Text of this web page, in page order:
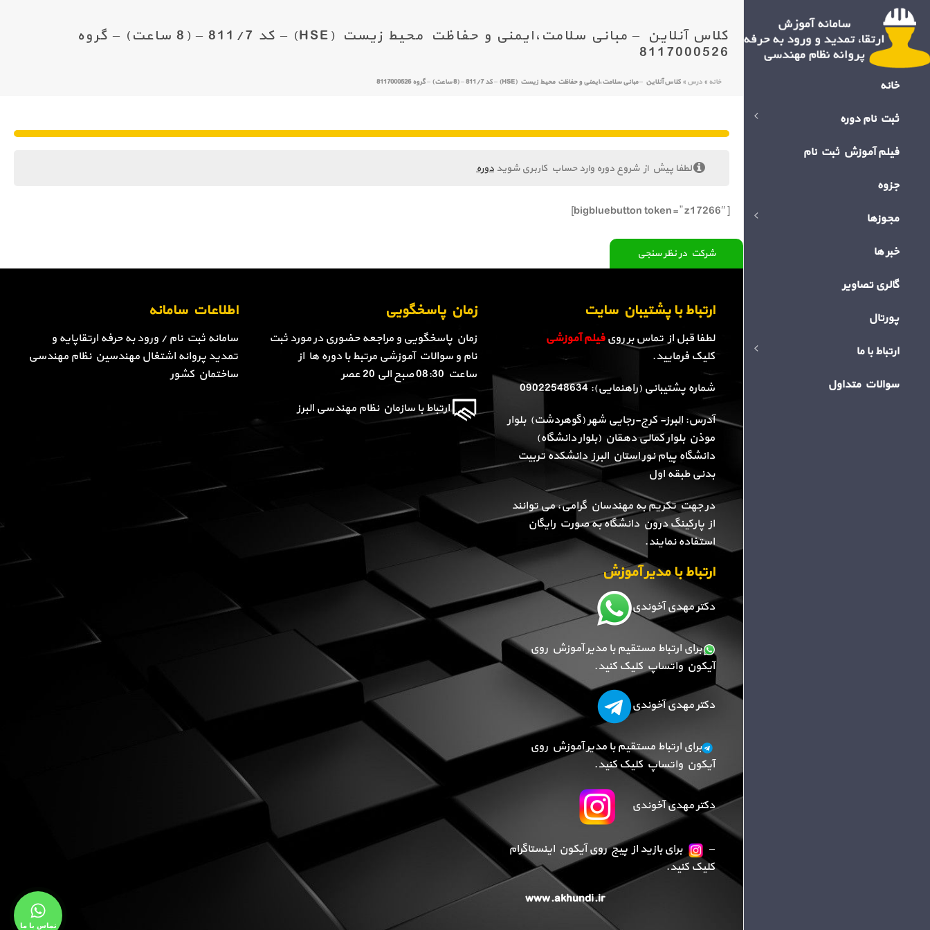
خانه
ثبت نام دوره
فیلم آموزش ثبت نام
جزوه
مجوزها
خبر ها
گالری تصاویر
پورتال
ارتباط با ما
سوالات متداول
کلاس آنلاین – مبانی سلامت،ایمنی و حفاظت محیط زیست (HSE) – کد 811/7 – (8 ساعت) – گروه
8117000526
خانه » درس » کلاس آنلاین – مبانی سلامت،ایمنی و حفاظت محیط زیست (HSE) – کد 811/7 – (8 ساعت) – گروه 8117000526
شرکت در نظر سنجی
لطفا پیش از شروع دوره وارد حساب کاربری شویددوره
[bigbluebutton token=” z17266″]
اطلاعات سامانه
سامانه ثبت نام / ورود به حرفه ارتقاپایه و
تمدید پروانه اشتغال مهندسین نظام مهندسی
ساختمان کشور
زمان پاسخگویی
زمان پاسخگویی و مراجعه حضوری در مورد ثبت
نام و سوالات آموزشی مرتبط با دوره ها از
ساعت 08:30 صبح الی 20 عصر
ارتباط با سازمان نظام مهندسی البرز
ارتباط با پشتیبان سایت
لطفا قبل از تماس بر رویفیلم آموزشی
کلیک فرمایید.
شماره پشتیبانی (راهنمایی): 09022548634
آدرس: البرز- کرج-رجایی شهر (گوهردشت) بلوار
موذن بلوار کمالی دهقان (بلوار دانشگاه)
دانشگاه پیام نور استان البرز دانشکده تربیت
بدنی طبقه اول
در جهت تکریم به مهندسان گرامی، می توانند
از پارکینگ درون دانشگاه به صورت رایگان
استفاده نمایند.
ارتباط با مدیر آموزش
دکتر مهدی آخوندی
برای ارتباط مستقیم با مدیر آموزش روی
آیکون واتساپ کلیک کنید.
دکتر مهدی آخوندی
برای ارتباط مستقیم با مدیر آموزش روی
آیکون واتساپ کلیک کنید.
دکتر مهدی آخوندی
–
برای بازید از پیج روی آیکون اینستاگرام
کلیک کنید.
www.akhundi.ir
تماس با ما